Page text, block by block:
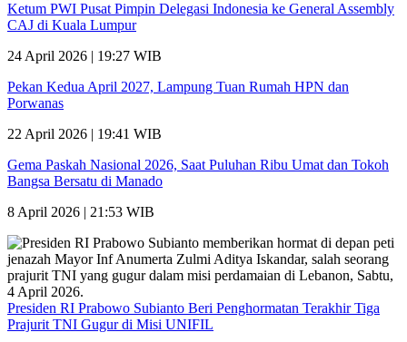
Ketum PWI Pusat Pimpin Delegasi Indonesia ke General Assembly
CAJ di Kuala Lumpur
24 April 2026 | 19:27 WIB
Pekan Kedua April 2027, Lampung Tuan Rumah HPN dan
Porwanas
22 April 2026 | 19:41 WIB
Gema Paskah Nasional 2026, Saat Puluhan Ribu Umat dan Tokoh
Bangsa Bersatu di Manado
8 April 2026 | 21:53 WIB
Presiden RI Prabowo Subianto Beri Penghormatan Terakhir Tiga
Prajurit TNI Gugur di Misi UNIFIL